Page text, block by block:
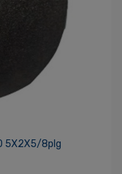
5X2X5/8plg